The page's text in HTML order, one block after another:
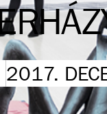
2017.